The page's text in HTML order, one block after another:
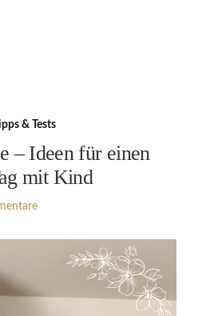
& Tests
– Ideen für einen
mit Kind